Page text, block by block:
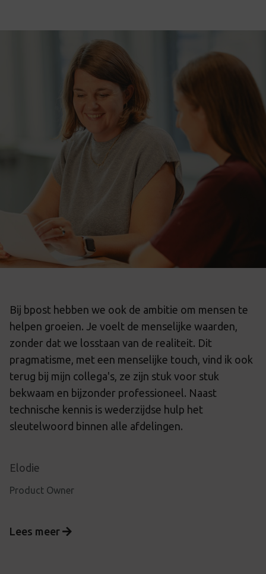
Bij bpost hebben we ook de ambitie om mensen te
helpen groeien. Je voelt de menselijke waarden,
zonder dat we losstaan van de realiteit. Dit
pragmatisme, met een menselijke touch, vind ik ook
terug bij mijn collega's, ze zijn stuk voor stuk
bekwaam en bijzonder professioneel. Naast
technische kennis is wederzijdse hulp het
sleutelwoord binnen alle afdelingen.
Elodie
Product Owner
Lees meer